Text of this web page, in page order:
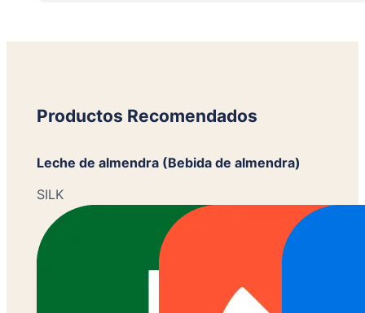
Productos Recomendados
Leche de almendra (Bebida de almendra)
SILK